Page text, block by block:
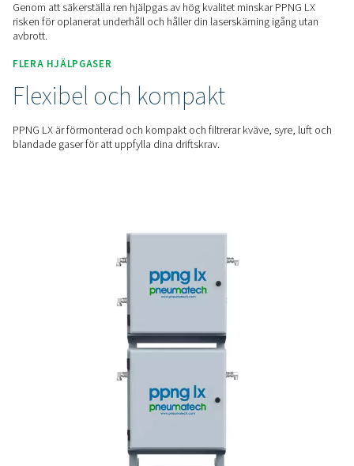
Skydda kritiska
PPNG LX förhindrar att olja, damm och andra föroreningar
laserhuvudet för att skydda optik, munstycken och
kostsamma skador.
HÅLL IGÅNG
Genom att säkerställa ren hjälpgas av hög kvalitet minskar
risken för oplanerat underhåll och håller din laserskärning
FLERA HJÄLPGASER
Flexibel och kompakt
PPNG LX är förmonterad och kompakt och filtrerar kväve,
blandade gaser för att uppfylla dina driftskrav.